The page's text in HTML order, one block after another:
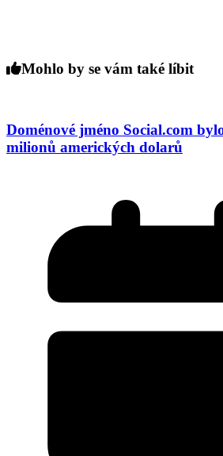
Mohlo by se vám také líbit
Doménové jméno Social.com
milionů amerických dolarů